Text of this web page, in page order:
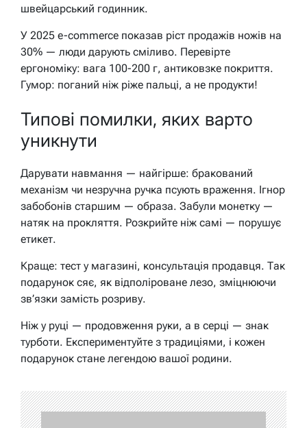
швейцарський годинник.
У 2025 e-commerce показав ріст продажів ножів на
30% — люди дарують сміливо. Перевірте
ергономіку: вага 100-200 г, антиковзке покриття.
Гумор: поганий ніж ріже пальці, а не продукти!
Типові помилки, яких варто
уникнути
Дарувати навмання — найгірше: бракований
механізм чи незручна ручка псують враження. Ігнор
забобонів старшим — образа. Забули монетку —
натяк на прокляття. Розкрийте ніж самі — порушує
етикет.
Краще: тест у магазині, консультація продавця. Так
подарунок сяє, як відполіроване лезо, зміцнюючи
зв’язки замість розриву.
Ніж у руці — продовження руки, а в серці — знак
турботи. Експериментуйте з традиціями, і кожен
подарунок стане легендою вашої родини.